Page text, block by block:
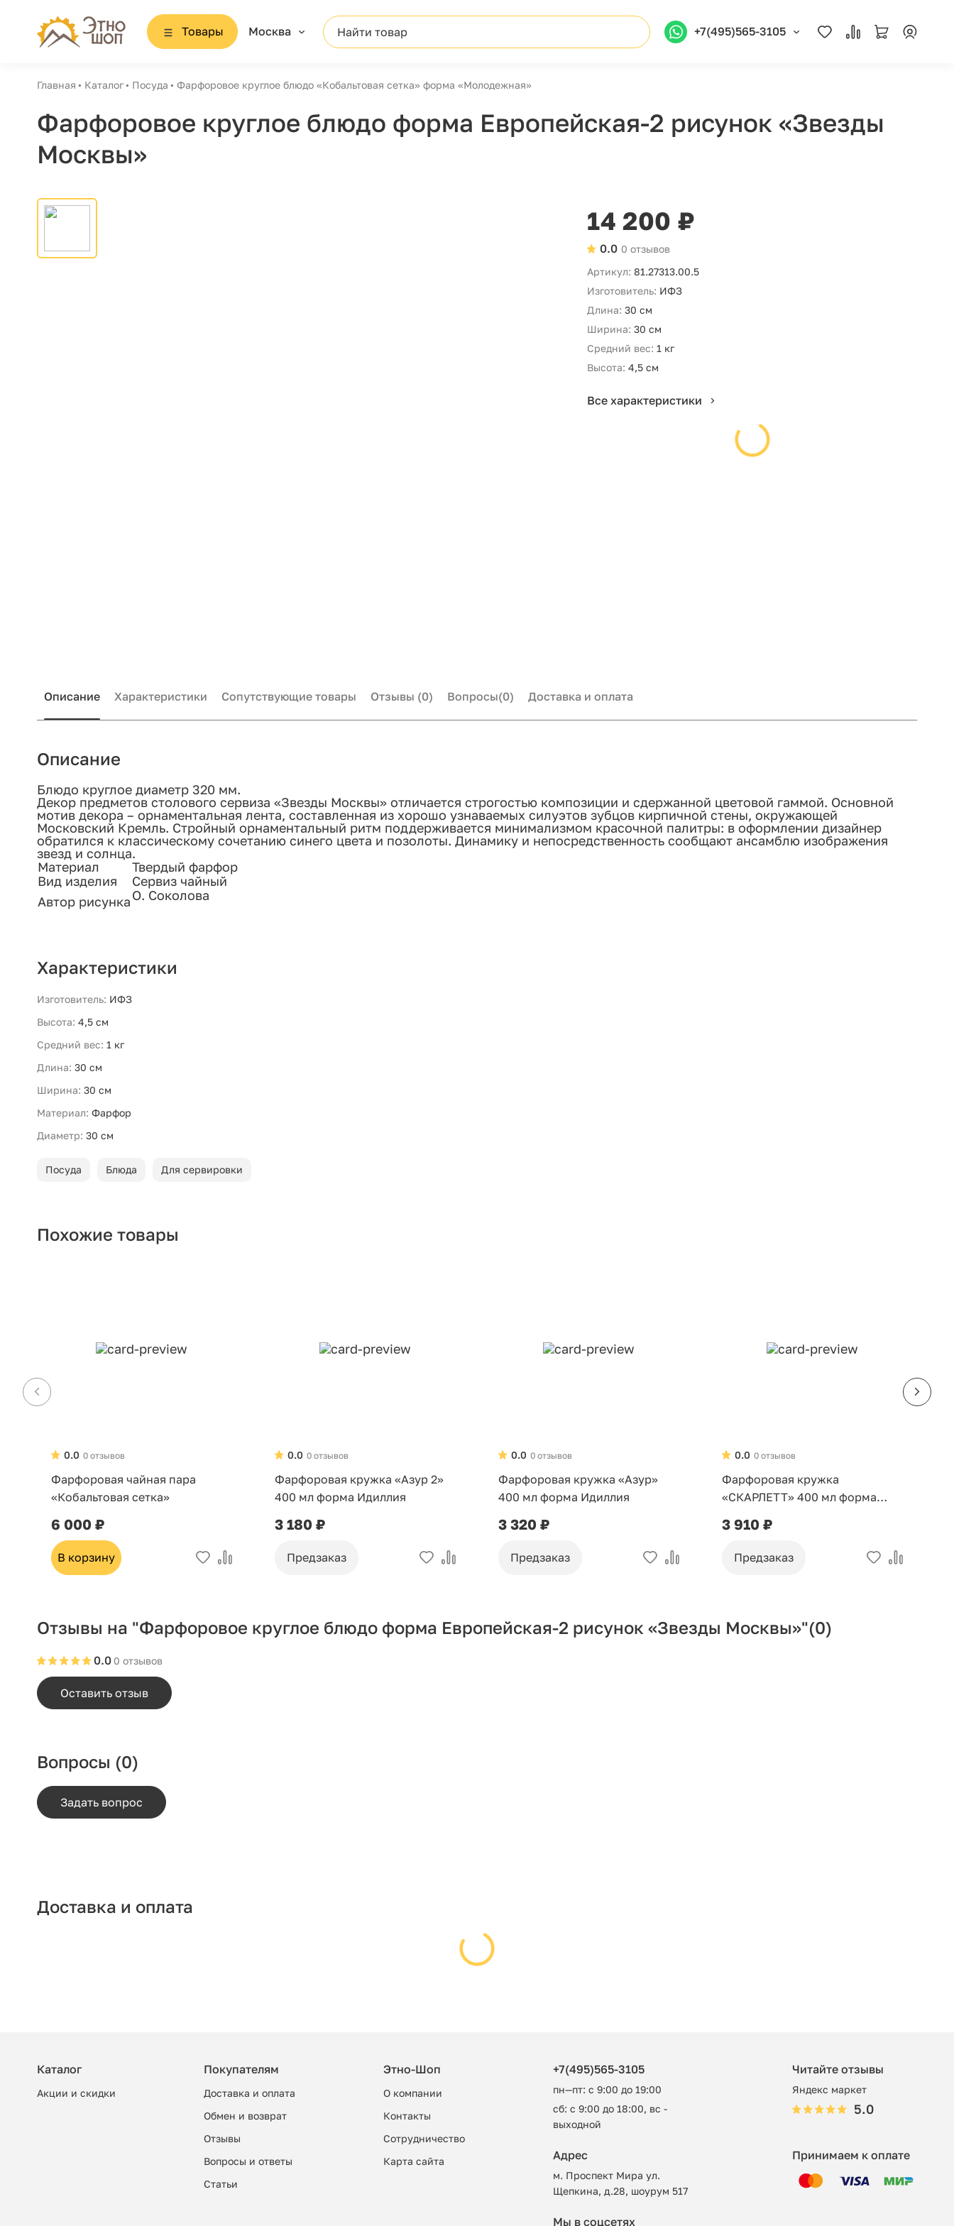
Товары Москва Найти товар +7(495)565-3105
Главная Каталог Посуда Фарфоровое круглое блюдо «Кобальтовая сетка» форма «Молодежная»
Фарфоровое круглое блюдо форма Европейская-2 рисунок «Звезды
Москвы»
14 200 ₽
0 отзывов
0.0
Артикул: 81.27313.00.5
Изготовитель: ИФЗ
Длина: 30 см
Ширина: 30 см
Средний вес: 1 кг
Высота: 4,5 см
Все характеристики
Описание Характеристики Сопутствующие товары Отзывы (0) Вопросы(0) Доставка и оплата
Описание
Блюдо круглое диаметр 320 мм.
Декор предметов столового сервиза «Звезды Москвы» отличается строгостью композиции и сдержанной цветовой гаммой. Основной
мотив декора – орнаментальная лента, составленная из хорошо узнаваемых силуэтов зубцов кирпичной стены, окружающей
Московский Кремль. Стройный орнаментальный ритм поддерживается минимализмом красочной палитры: в оформлении дизайнер
обратился к классическому сочетанию синего цвета и позолоты. Динамику и непосредственность сообщают ансамблю изображения
звезд и солнца.
Материал
Твердый фарфор
Вид изделия
Сервиз чайный
Автор рисункаО. Соколова
Характеристики
Изготовитель: ИФЗ
Высота: 4,5 см
Средний вес: 1 кг
Длина: 30 см
Ширина: 30 см
Материал: Фарфор
Диаметр: 30 см
Посуда Блюда Для сервировки
Похожие товары
0 отзывов
0.0
Фарфоровая чайная пара
«Кобальтовая сетка»
6 000 ₽
В корзину
0 отзывов
0.0
Фарфоровая кружка «Азур 2»
400 мл форма Идиллия
3 180 ₽
Предзаказ
0 отзывов
0.0
Фарфоровая кружка «Азур»
400 мл форма Идиллия
3 320 ₽
Предзаказ
0 отзывов
0.0
Фарфоровая кружка
«СКАРЛЕТТ» 400 мл форма
3 910 ₽
Предзаказ
Отзывы на "Фарфоровое круглое блюдо форма Европейская-2 рисунок «Звезды Москвы»"(0)
0 отзывов
0.0
Оставить отзыв
Вопросы (0)
Задать вопрос
Доставка и оплата
Каталог
Акции и скидки
Покупателям
Доставка и оплата
Обмен и возврат
Отзывы
Вопросы и ответы
Cтатьи
Этно-Шоп
О компании
Контакты
Сотрудничество
Карта сайта
+7(495)565-3105
пн—пт: с 9:00 до 19:00
сб: с 9:00 до 18:00, вс -
выходной
Читайте отзывы
Яндекс маркет
5.0
Адрес
м. Проспект Мира ул.
Щепкина, д.28, шоурум 517
Принимаем к оплате
Мы в соцсетях